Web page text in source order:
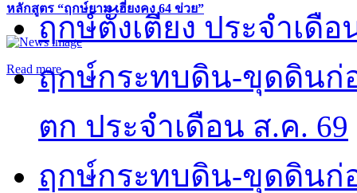
หลักสูตร “ฤกษ์ยาม เฮี่ยงคง 64 ข่วย”
Read more
ฤกษ์ตั้งเตียง ประจำเดือ
ฤกษ์กระทบดิน-ขุดดินก่
ตก ประจำเดือน ส.ค. 69
ฤกษ์กระทบดิน-ขุดดินก่